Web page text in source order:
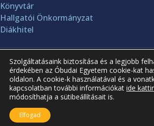
Könyvtár
Hallgatói Önkormányzat
Diákhitel
Szolgáltatásaink biztosítása és a legjobb
érdekében az Óbudai Egyetem cookie-kat
oldalon. A cookie-k használatával és a
kapcsolatban további információkat ide
módosíthatja a sütibeállításait is.
Elfogad
A jelenlegi oldal